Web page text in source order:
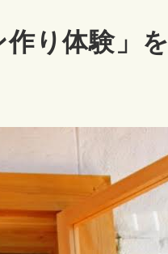
り体験」